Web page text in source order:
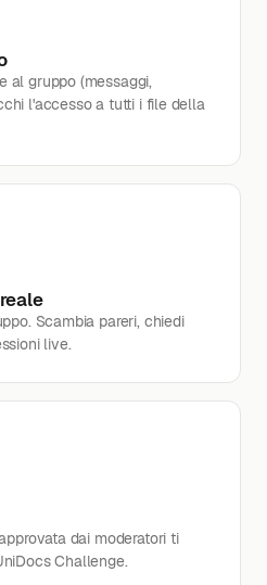
al gruppo (messaggi,
l'accesso a tutti i file della
Scambia pareri, chiedi
live.
dai moderatori ti
Challenge.